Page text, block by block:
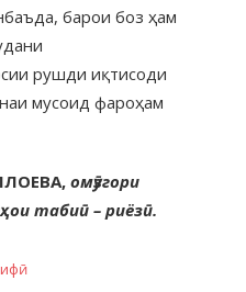
барои боз ҳам
рушди иқтисоди
мусоид фароҳам
омӯзгори
табиӣ – риёзӣ.